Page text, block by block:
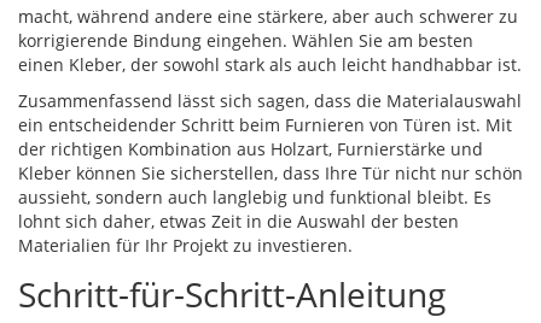
macht, während andere eine stärkere, aber auch schwerer zu
korrigierende Bindung eingehen. Wählen Sie am besten
einen Kleber, der sowohl stark als auch leicht handhabbar ist.
Zusammenfassend lässt sich sagen, dass die Materialauswahl
ein entscheidender Schritt beim Furnieren von Türen ist. Mit
der richtigen Kombination aus Holzart, Furnierstärke und
Kleber können Sie sicherstellen, dass Ihre Tür nicht nur schön
aussieht, sondern auch langlebig und funktional bleibt. Es
lohnt sich daher, etwas Zeit in die Auswahl der besten
Materialien für Ihr Projekt zu investieren.
Schritt-für-Schritt-Anleitung